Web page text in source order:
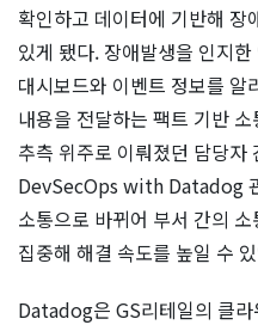
확인하고 데이터에 기반해 장
있게 됐다. 장애발생을 인지
대시보드와 이벤트 정보를 알
내용을 전달하는 팩트 기반
추측 위주로 이뤄졌던 담당자
DevSecOps with Datadog
소통으로 바뀌어 부서 간의
집중해 해결 속도를 높일 수
Datadog은 GS리테일의 클